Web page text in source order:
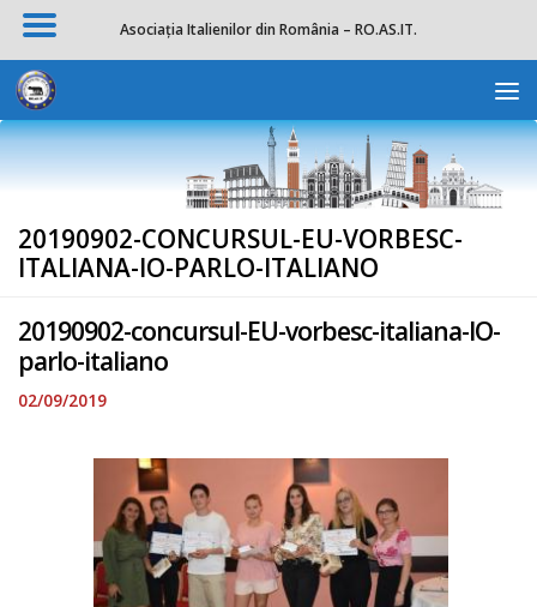
Skip to content
20190902-CONCURSUL-EU-VORBESC-
ITALIANA-IO-PARLO-ITALIANO
20190902-concursul-EU-vorbesc-italiana-IO-
parlo-italiano
02/09/2019
Asociația Italienilor din România – RO.AS.IT.